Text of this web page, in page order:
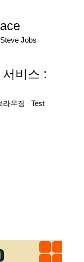
Steve Jobs
비스 :
라우징
Test